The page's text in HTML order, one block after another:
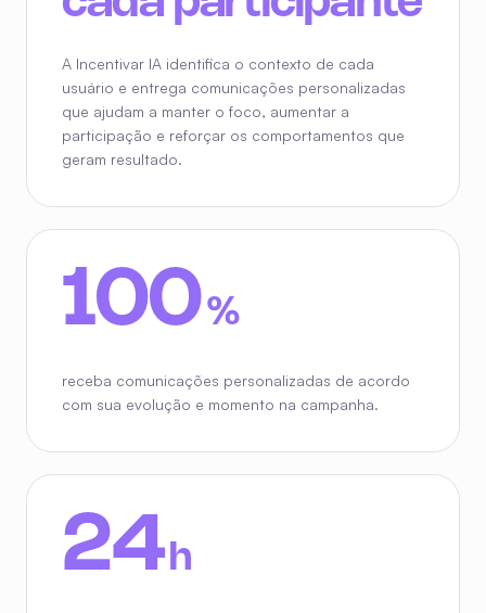
IA que entende
cada
A Incentivar IA identifica o contexto de cada
usuário e entrega comunicações personalizadas
que ajudam a manter o foco, aumentar a
participação e reforçar os comportamentos que
geram resultado.
100%
receba comunicações personalizadas de acordo
com sua evolução e momento na campanha.
24 h